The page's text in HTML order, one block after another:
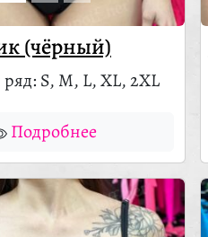
(чёрный)
S, M, L, XL, 2XL
Подробнее